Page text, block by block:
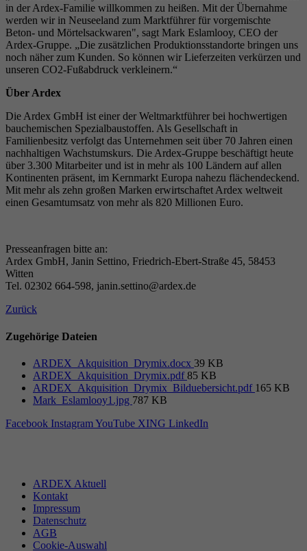
in der Ardex-Familie willkommen zu heißen. Mit der Übernahme
werden wir in Neuseeland zum Marktführer für vorgemischte
Beton- und Mörtelsackwaren", sagt Mark Eslamlooy, CEO der
Ardex-Gruppe. „Die zusätzlichen Produktionsstandorte bringen uns
noch näher zum Kunden. So können wir Lieferzeiten verkürzen und
unseren CO2-Fußabdruck verkleinern.“
Über Ardex
Die Ardex GmbH ist einer der Weltmarktführer bei hochwertigen
bauchemischen Spezialbaustoffen. Als Gesellschaft in
Familienbesitz verfolgt das Unternehmen seit über 70 Jahren einen
nachhaltigen Wachstumskurs. Die Ardex-Gruppe beschäftigt heute
über 3.300 Mitarbeiter und ist in mehr als 100 Ländern auf allen
Kontinenten präsent, im Kernmarkt Europa nahezu flächendeckend.
Mit mehr als zehn großen Marken erwirtschaftet Ardex weltweit
einen Gesamtumsatz von mehr als 820 Millionen Euro.
Presseanfragen bitte an:
Ardex GmbH, Janin Settino, Friedrich-Ebert-Straße 45, 58453
Witten
Tel. 02302 664-598, janin.settino@ardex.de
Zurück
Zugehörige Dateien
ARDEX_Akquisition_Drymix.docx 39 KB
ARDEX_Akquisition_Drymix.pdf85 KB
ARDEX_Akquisition_Drymix_Bilduebersicht.pdf 165 KB
Mark_Eslamlooy1.jpg 787 KB
Facebook InstagramYouTube XING LinkedIn
ARDEX Aktuell
Kontakt
Impressum
Datenschutz
AGB
Cookie-Auswahl